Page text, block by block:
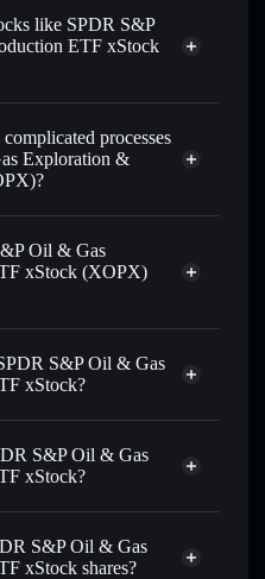
like SPDR S&P
ETF xStock
1:1 backed,
processes
Exploration &
Oil & Gas
xStock (XOPX)
Oil & Gas Exploration &
S&P Oil & Gas
xStock?
Oil & Gas Exploration &
S&P Oil & Gas
xStock?
S&P Oil & Gas
xStock shares?